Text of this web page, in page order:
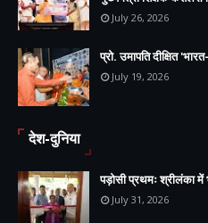
July 26, 2026
प्रो. उमापति दीक्षित
July 19, 2026
देश-दुनिया
पड़ोसी प्रथमः श्रीलंका
July 31, 2026